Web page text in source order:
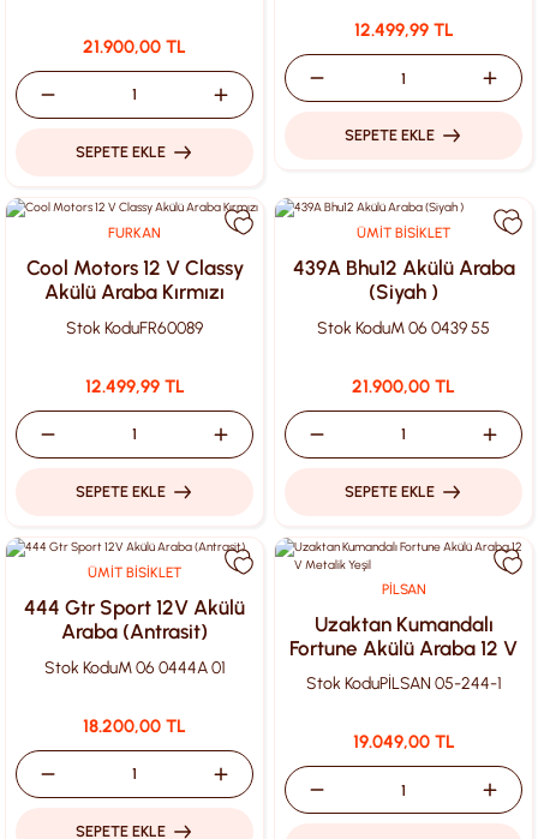
21.900,00 TL
SEPETE EKLE
12.499,99 TL
SEPETE EKLE
FURKAN
Cool Motors 12 V Classy
Akülü Araba Kırmızı
Stok KoduFR60089
12.499,99 TL
SEPETE EKLE
ÜMİT BİSİKLET
439A Bhu12 Akülü Araba
(Siyah )
Stok KoduM 06 0439 55
21.900,00 TL
SEPETE EKLE
ÜMİT BİSİKLET
444 Gtr Sport 12V Akülü
Araba (Antrasit)
Stok KoduM 06 0444A 01
18.200,00 TL
SEPETE EKLE
PİLSAN
Uzaktan Kumandalı
Fortune Akülü Araba 12 V
Metalik Yeşil
Stok KoduPİLSAN 05-244-1
19.049,00 TL